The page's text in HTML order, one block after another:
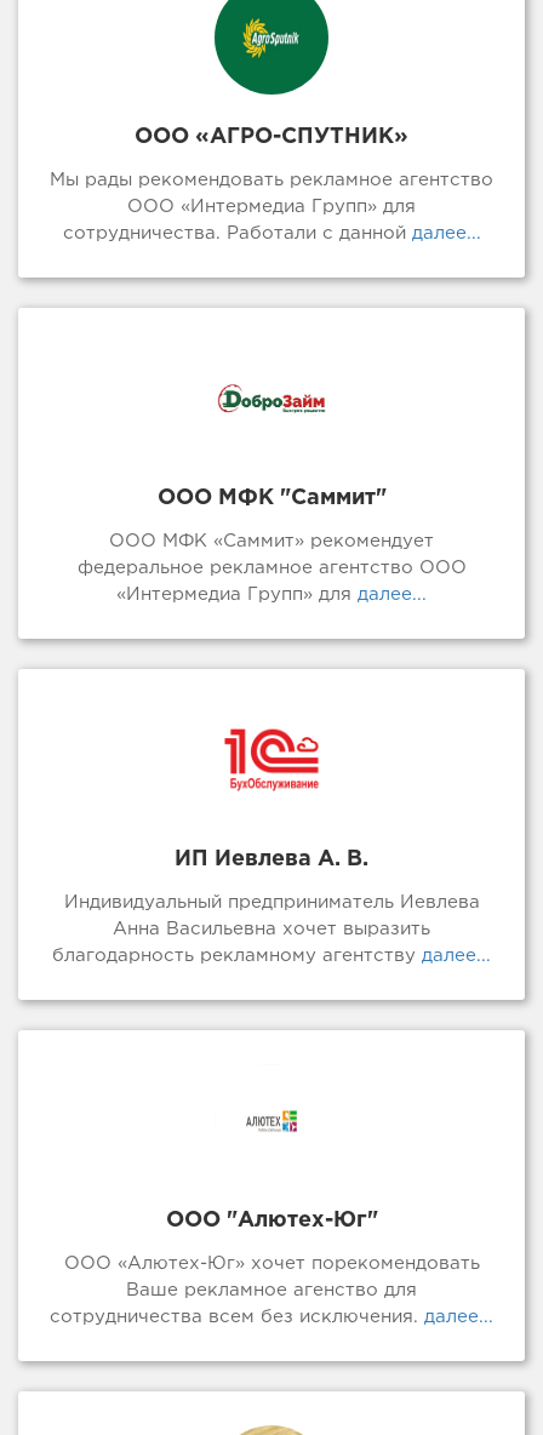
ООО «АГРО-СПУТНИК»
Мы рады рекомендовать рекламное агентство
ООО «Интермедиа Групп» для
сотрудничества. Работали с даннойдалее...
ООО МФК "Саммит"
ООО МФК «Саммит» рекомендует
федеральное рекламное агентство ООО
«Интермедиа Групп» для далее...
ИП Иевлева А. В.
Индивидуальный предприниматель Иевлева
Анна Васильевна хочет выразить
благодарность рекламному агентству далее...
ООО "Алютех-Юг"
ООО «Алютех-Юг» хочет порекомендовать
Ваше рекламное агенство для
сотрудничества всем без исключения.
далее...